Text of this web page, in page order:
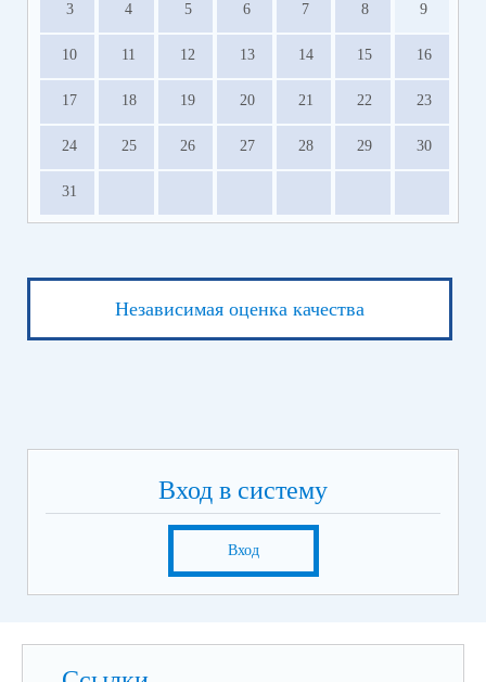
3 4 5 6 7 8 9
10 11 12 13 14 15 16
17 18 19 20 21 22 23
24 25 26 27 28 29 30
31
Независимая оценка качества
Вход в систему
Вход